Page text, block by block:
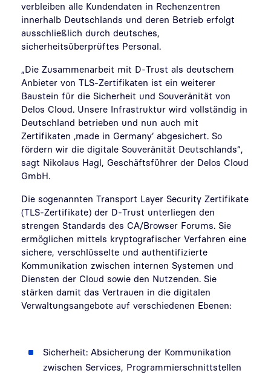
verbleiben alle Kundendaten in Rechenzentren
innerhalb Deutschlands und deren Betrieb erfolgt
ausschließlich durch deutsches,
sicherheitsüberprüftes Personal.
„Die Zusammenarbeit mit D-Trust als deutschem
Anbieter von TLS-Zertifikaten ist ein weiterer
Baustein für die Sicherheit und Souveränität von
Delos Cloud. Unsere Infrastruktur wird vollständig in
Deutschland betrieben und nun auch mit
Zertifikaten ‚made in Germany‘ abgesichert. So
fördern wir die digitale Souveränität Deutschlands“,
sagt Nikolaus Hagl, Geschäftsführer der Delos Cloud
GmbH.
Die sogenannten Transport Layer Security Zertifikate
(TLS-Zertifikate) der D-Trust unterliegen den
strengen Standards des CA/Browser Forums. Sie
ermöglichen mittels kryptografischer Verfahren eine
sichere, verschlüsselte und authentifizierte
Kommunikation zwischen internen Systemen und
Diensten der Cloud sowie den Nutzenden. Sie
stärken damit das Vertrauen in die digitalen
Verwaltungsangebote auf verschiedenen Ebenen:
Sicherheit: Absicherung der Kommunikation
zwischen Services, Programmierschnittstellen